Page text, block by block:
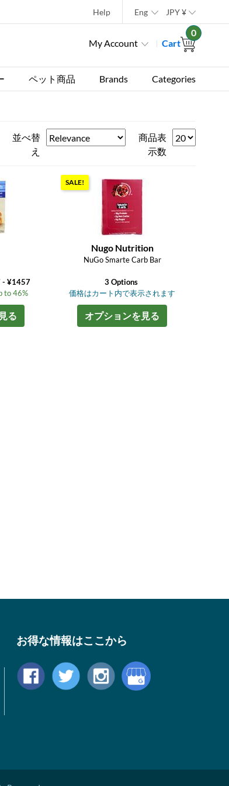
Help Eng JPY¥
My Account Cart
0
ペット商品 Brands Categories
並べ替
え
商品表
示数
- ¥1457
to 46%
る
SALE!
Nugo Nutrition
NuGo Smarte Carb Bar
3 Options
価格はカート内で表示されます
オプションを見る
お得な情報はここから